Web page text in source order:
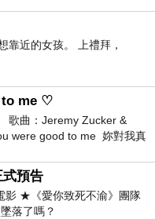
靠近的女孩。 上禮拜，
to me ♡
歌曲：Jeremy Zucker &
were good to me 妳對我真
式預告
影 ★《愛你致死不渝》團隊
落了嗎？